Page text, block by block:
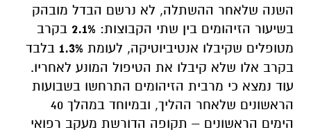
השנה שלאחר ההשתלה, לא נרשם הבדל מובהק
בשיעור הזיהומים בין שתי הקבוצות: 2.1% בקרב
מטופלים שקיבלו אנטיביוטיקה, לעומת 1.3% בלבד
בקרב אלו שלא קיבלו את הטיפול המונע לאחריו.
עוד נמצא כי מרבית הזיהומים התרחשו בשבועות
הראשונים שלאחר ההליך, ובמיוחד במהלך 40
הימים הראשונים – תקופה הדורשת מעקב רפואי